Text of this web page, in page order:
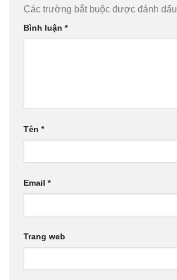
Các trường bắt buộc được đánh dấu
Bình luận *
Tên *
Email *
Trang web